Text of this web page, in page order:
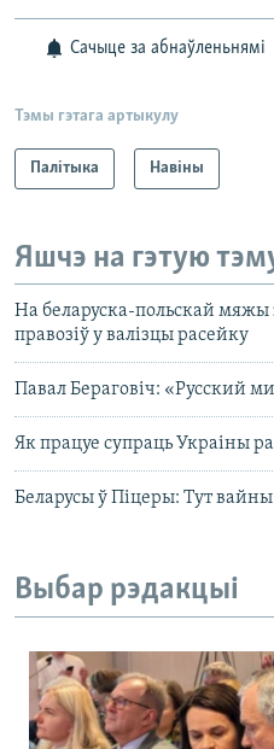
Сачыце за абнаўленьнямі
Тэмы гэтага артыкулу
Палітыка Навіны
Яшчэ на гэтую
На беларуска-польскай
правозіў у валізцы расейку
Павал Бераговіч: «Русский
Як працуе супраць Украіны
Беларусы ў Піцеры: Тут
Выбар рэдакцыі